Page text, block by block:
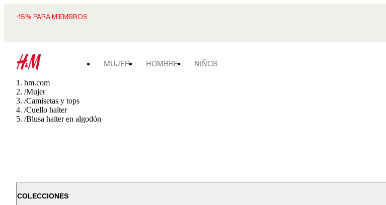
-15% PARA MIEMBROS
MUJER HOMBRE NIÑOS
hm.com
/Mujer
/Camisetas y tops
/Cuello halter
/Blusa halter en algodón
COLECCIONES